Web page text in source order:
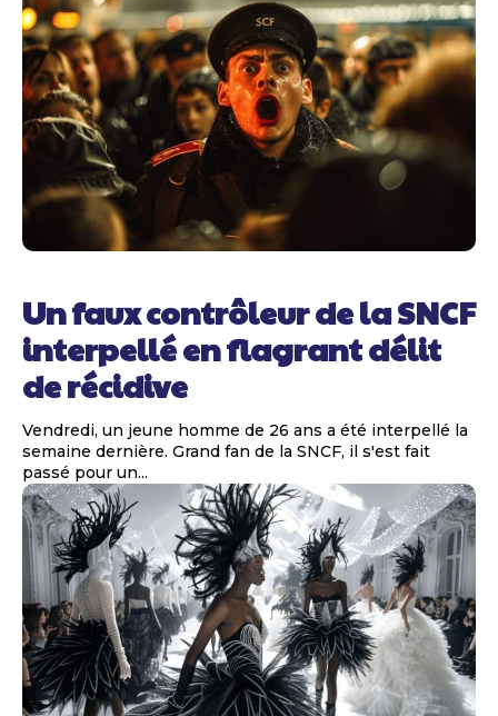
Un faux contrôleur de la SNCF
interpellé en flagrant délit
de récidive
Vendredi, un jeune homme de 26 ans a été interpellé la
semaine dernière. Grand fan de la SNCF, il s'est fait
passé pour un...